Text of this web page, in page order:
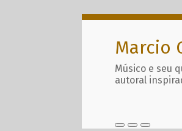
Marcio
Músico e seu
autoral